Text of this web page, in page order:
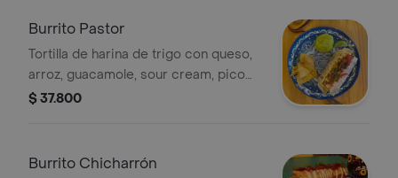
Burrito Pastor
Tortilla de harina de trigo con queso,
arroz, guacamole, sour cream, pico
de gallo, frijol refrito, carne al pastor
$ 37.800
Burrito Chicharrón